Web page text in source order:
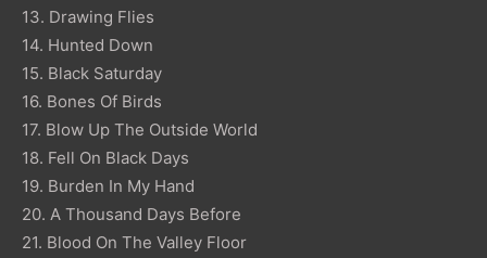
13. Drawing Flies
14. Hunted Down
15. Black Saturday
16. Bones Of Birds
17. Blow Up The Outside World
18. Fell On Black Days
19. Burden In My Hand
20. A Thousand Days Before
21. Blood On The Valley Floor